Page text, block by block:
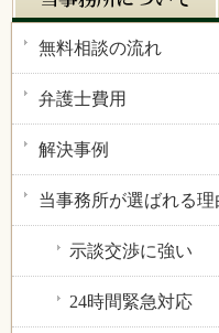
無料相談の流れ
弁護士費用
解決事例
当事務所が選ばれる理
示談交渉に強い
24時間緊急対応